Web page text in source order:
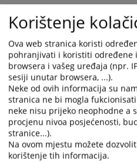
Trenutno
Korištenje
Ova web stranica koristi
pohranjivati i koristiti određene
browsera i vašeg uređaja (npr.
sesiji unutar browsera, ...).
Neke od ovih informacija su
stranica ne bi mogla
neke nisu prijeko neophodne a
procjenu nivoa posjećenosti,
stranice...).
Na ovom mjestu možete
korištenje tih informacija.